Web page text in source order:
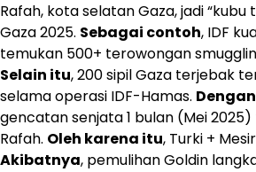
Rafah, kota selatan Gaza, jadi “kubu
Gaza 2025. Sebagai contoh, IDF
temukan 500+ terowongan
Selain itu, 200 sipil Gaza terjebak
selama operasi IDF-Hamas.
gencatan senjata 1 bulan (Mei
Rafah. Oleh karena itu, Turki +
Akibatnya, pemulihan Goldin